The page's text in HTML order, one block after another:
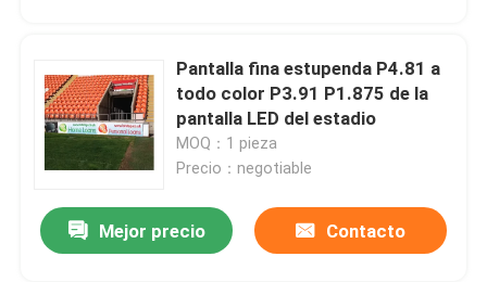
Pantalla fina estupenda P4.81 a
todo color P3.91 P1.875 de la
pantalla LED del estadio
MOQ：1 pieza
Precio：negotiable
Mejor precio Contacto